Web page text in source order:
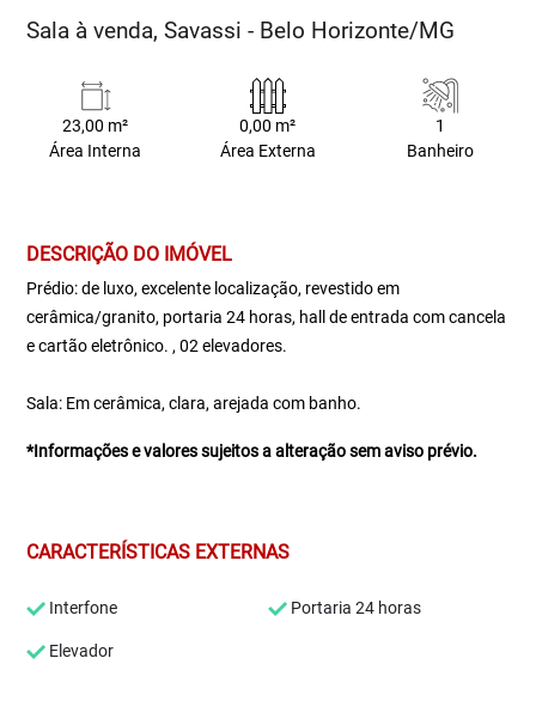
Sala à venda, Savassi - Belo Horizonte/MG
23,00 m²
Área Interna
0,00 m²
Área Externa
1
Banheiro
DESCRIÇÃO DO IMÓVEL
Prédio: de luxo, excelente localização, revestido em
cerâmica/granito, portaria 24 horas, hall de entrada com cancela
e cartão eletrônico. , 02 elevadores.
Sala: Em cerâmica, clara, arejada com banho.
*Informações e valores sujeitos a alteração sem aviso prévio.
CARACTERÍSTICAS EXTERNAS
Interfone Portaria 24 horas
Elevador